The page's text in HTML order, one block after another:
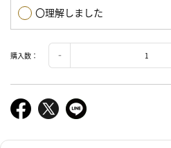
〇理解しました
購入数：